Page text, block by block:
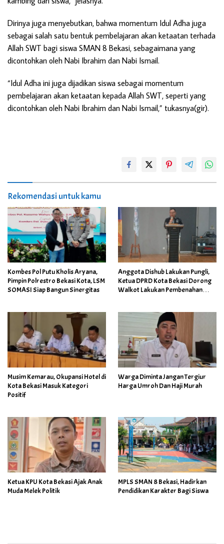
Dirinya juga menyebutkan, bahwa momentum Idul Adha juga
sebagai salah satu bentuk pembelajaran akan ketaatan terhada
Allah SWT bagi siswa SMAN 8 Bekasi, sebagaimana yang
dicontohkan oleh Nabi Ibrahim dan Nabi Ismail.
“Idul Adha ini juga dijadikan siswa sebagai momentum
pembelajaran akan ketaatan kepada Allah SWT, seperti yang
dicontohkan oleh Nabi Ibrahim dan Nabi Ismail,” tukasnya(gir).
Rekomendasi untuk kamu
Kombes Pol Putu Kholis Aryana,
Pimpin Polrestro Bekasi Kota, LSM
SOMASI Siap Bangun Sinergitas
Anggota Dishub Lakukan Pungli,
Ketua DPRD Kota Bekasi Dorong
Walkot Lakukan Pembenahan
Musim Kemarau, Okupansi Hotel di
Kota Bekasi Masuk Kategori
Positif
Warga Diminta Jangan Tergiur
Harga Umroh Dan Haji Murah
Ketua KPU Kota Bekasi Ajak Anak
Muda Melek Politik
MPLS SMAN 8 Bekasi, Hadirkan
Pendidikan Karakter Bagi Siswa